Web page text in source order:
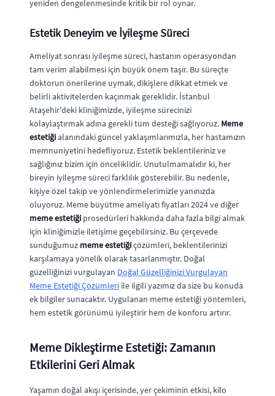
yeniden dengelenmesinde kritik bir rol oynar.
Estetik Deneyim ve İyileşme Süreci
Ameliyat sonrası iyileşme süreci, hastanın operasyondan
tam verim alabilmesi için büyük önem taşır. Bu süreçte
doktorun önerilerine uymak, dikişlere dikkat etmek ve
belirli aktivitelerden kaçınmak gereklidir. İstanbul
Ataşehir'deki kliniğimizde, iyileşme sürecinizi
kolaylaştırmak adına gerekli tüm desteği sağlıyoruz. Meme
estetiğialanındaki güncel yaklaşımlarımızla, her hastamızın
memnuniyetini hedefliyoruz. Estetik beklentileriniz ve
sağlığınız bizim için önceliklidir. Unutulmamalıdır ki, her
bireyin iyileşme süreci farklılık gösterebilir. Bu nedenle,
kişiye özel takip ve yönlendirmelerimizle yanınızda
oluyoruz. Meme büyütme ameliyatı fiyatları 2024 ve diğer
meme estetiği prosedürleri hakkında daha fazla bilgi almak
için kliniğimizle iletişime geçebilirsiniz. Bu çerçevede
sunduğumuz meme estetiğiçözümleri, beklentilerinizi
karşılamaya yönelik olarak tasarlanmıştır. Doğal
güzelliğinizi vurgulayan Doğal Güzelliğinizi Vurgulayan
Meme Estetiği Çözümleri ile ilgili yazımız da size bu konuda
ek bilgiler sunacaktır. Uygulanan meme estetiği yöntemleri,
hem estetik görünümü iyileştirir hem de konforu artırır.
Meme Dikleştirme Estetiği: Zamanın
Etkilerini Geri Almak
Yaşamın doğal akışı içerisinde, yer çekiminin etkisi, kilo